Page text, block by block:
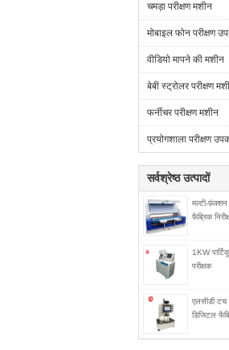
चमड़ा परीक्षण मशीन
मोबाइल फोन परीक्षण
वीडियो मापने की मशीन
बेबी स्ट्रोलर परीक्षण
फर्नीचर परीक्षण मशीन
प्रयोगशाला परीक्षण
सर्वश्रेष्ठ उत्पादों
मल्टी-फ़ंक्शन
फैब्रिक
1KW
परीक्षक
एलसीडी
डिजिटल